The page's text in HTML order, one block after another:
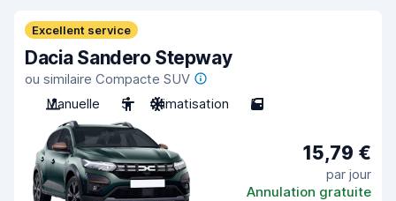
Excellent service
Dacia Sandero Stepway
ou similaire Compacte SUV
Manuelle
5 Climatisation 5
15,79 €
par jour
Annulation gratuite